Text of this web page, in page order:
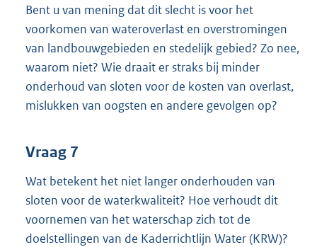
Bent u van mening dat dit slecht is voor het
voorkomen van wateroverlast en overstromingen
van landbouwgebieden en stedelijk gebied? Zo nee,
waarom niet? Wie draait er straks bij minder
onderhoud van sloten voor de kosten van overlast,
mislukken van oogsten en andere gevolgen op?
Vraag 7
Wat betekent het niet langer onderhouden van
sloten voor de waterkwaliteit? Hoe verhoudt dit
voornemen van het waterschap zich tot de
doelstellingen van de Kaderrichtlijn Water (KRW)?